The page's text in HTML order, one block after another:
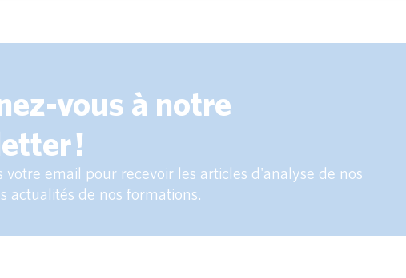
vous à notre
!
votre email pour recevoir les articles d'analyse de nos
actualités de nos formations.